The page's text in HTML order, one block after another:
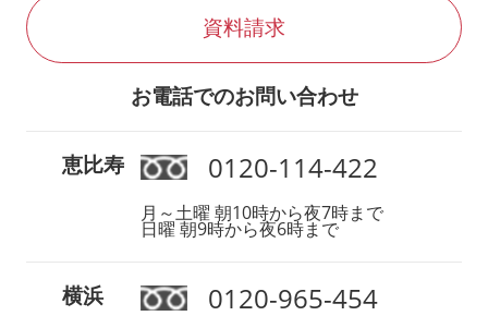
資料請求
お電話でのお問い合わせ
恵比寿 0120-114-422
月～土曜 朝10時から夜7時まで
日曜 朝9時から夜6時まで
横浜 0120-965-454